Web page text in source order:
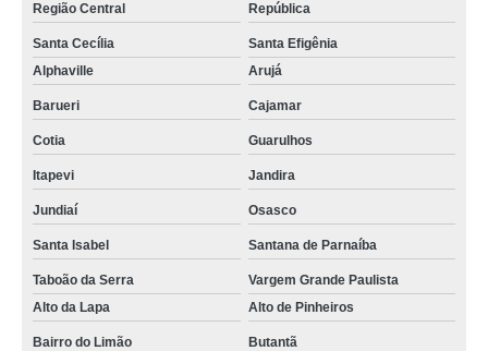
Região Central República
Santa Cecília
Santa Efigênia
Alphaville
Arujá
Barueri Cajamar
Cotia Guarulhos
Itapevi Jandira
Jundiaí Osasco
Santa Isabel Santana de Parnaíba
Taboão da Serra
Vargem Grande Paulista
Alto da Lapa
Alto de Pinheiros
Bairro do Limão Butantã